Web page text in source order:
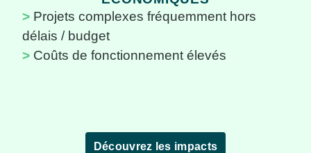
Projets complexes fréquemment hors
délais / budget
Coûts de fonctionnement élevés
Découvrez les impacts